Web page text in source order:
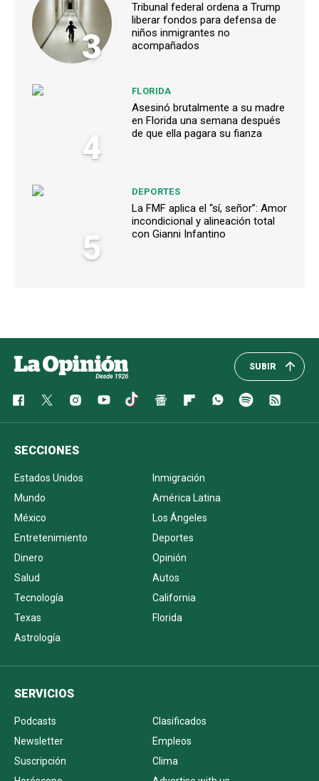
3
Tribunal federal ordena a Trump
liberar fondos para defensa de
niños inmigrantes no
acompañados
4
FLORIDA
Asesinó brutalmente a su madre
en Florida una semana después
de que ella pagara su fianza
5
DEPORTES
La FMF aplica el “sí, señor”: Amor
incondicional y alineación total
con Gianni Infantino
SUBIR
SECCIONES
Estados Unidos
Inmigración
Mundo
América Latina
México
Los Ángeles
Entretenimiento
Deportes
Dinero
Opinión
Salud
Autos
Tecnología
California
Texas
Florida
Astrología
SERVICIOS
Podcasts
Clasificados
Newsletter
Empleos
Suscripción
Clima